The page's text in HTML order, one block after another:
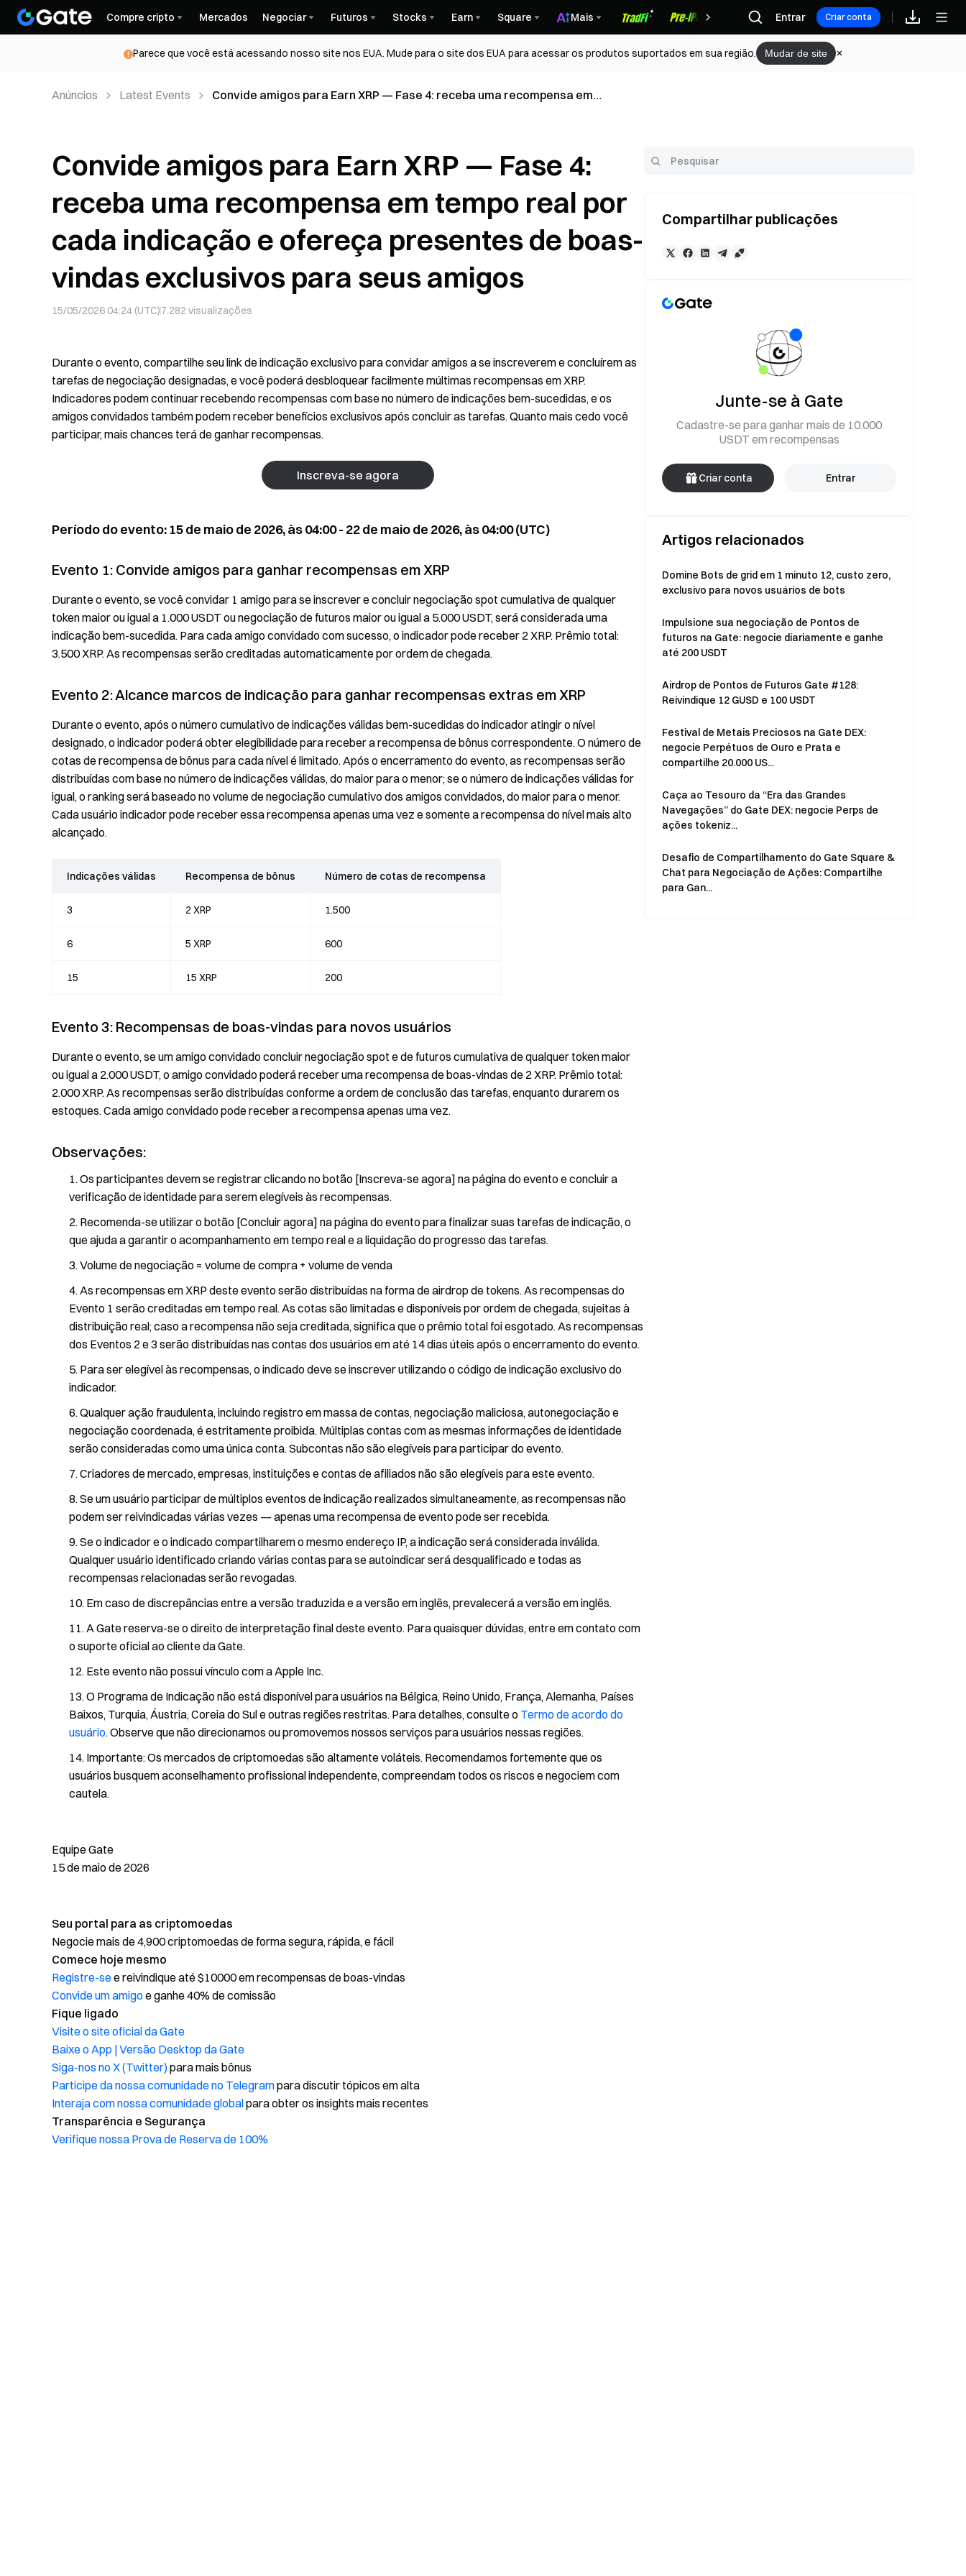
Compre cripto Mercados Negociar Futuros Stocks Earn Square Mais Recompensas
Entrar Criar conta
Parece que você está acessando nosso site nos EUA. Mude para o site dos EUA para acessar os produtos suportados em sua região. Mudar de site
Anúncios Latest Events
Convide amigos para Earn XRP — Fase 4: receba uma recompensa em
Convide amigos para Earn XRP — Fase 4:
receba uma recompensa em tempo real por
cada indicação e ofereça presentes de boas-
vindas exclusivos para seus amigos
15/05/2026 04:24 (UTC)7.282 visualizações
Durante o evento, compartilhe seu link de indicação exclusivo para convidar amigos a se inscreverem e concluírem as
tarefas de negociação designadas, e você poderá desbloquear facilmente múltimas recompensas em XRP.
Indicadores podem continuar recebendo recompensas com base no número de indicações bem-sucedidas, e os
amigos convidados também podem receber benefícios exclusivos após concluir as tarefas. Quanto mais cedo você
participar, mais chances terá de ganhar recompensas.
Inscreva-se agora
Período do evento: 15 de maio de 2026, às 04:00 - 22 de maio de 2026, às 04:00 (UTC)
Evento 1: Convide amigos para ganhar recompensas em XRP
Durante o evento, se você convidar 1 amigo para se inscrever e concluir negociação spot cumulativa de qualquer
token maior ou igual a 1.000 USDT ou negociação de futuros maior ou igual a 5.000 USDT, será considerada uma
indicação bem-sucedida. Para cada amigo convidado com sucesso, o indicador pode receber 2 XRP. Prêmio total:
3.500 XRP. As recompensas serão creditadas automaticamente por ordem de chegada.
Evento 2: Alcance marcos de indicação para ganhar recompensas extras em XRP
Durante o evento, após o número cumulativo de indicações válidas bem-sucedidas do indicador atingir o nível
designado, o indicador poderá obter elegibilidade para receber a recompensa de bônus correspondente. O número de
cotas de recompensa de bônus para cada nível é limitado. Após o encerramento do evento, as recompensas serão
distribuídas com base no número de indicações válidas, do maior para o menor; se o número de indicações válidas for
igual, o ranking será baseado no volume de negociação cumulativo dos amigos convidados, do maior para o menor.
Cada usuário indicador pode receber essa recompensa apenas uma vez e somente a recompensa do nível mais alto
alcançado.
Indicações válidas Recompensa de bônus Número de cotas de recompensa
3 2 XRP 1.500
6 5 XRP 600
15 15 XRP 200
Evento 3: Recompensas de boas-vindas para novos usuários
Durante o evento, se um amigo convidado concluir negociação spot e de futuros cumulativa de qualquer token maior
ou igual a 2.000 USDT, o amigo convidado poderá receber uma recompensa de boas-vindas de 2 XRP. Prêmio total:
2.000 XRP. As recompensas serão distribuídas conforme a ordem de conclusão das tarefas, enquanto durarem os
estoques. Cada amigo convidado pode receber a recompensa apenas uma vez.
Observações:
Os participantes devem se registrar clicando no botão [Inscreva-se agora] na página do evento e concluir a
verificação de identidade para serem elegíveis às recompensas.
Recomenda-se utilizar o botão [Concluir agora] na página do evento para finalizar suas tarefas de indicação, o
que ajuda a garantir o acompanhamento em tempo real e a liquidação do progresso das tarefas.
Volume de negociação = volume de compra + volume de venda
As recompensas em XRP deste evento serão distribuídas na forma de airdrop de tokens. As recompensas do
Evento 1 serão creditadas em tempo real. As cotas são limitadas e disponíveis por ordem de chegada, sujeitas à
distribuição real; caso a recompensa não seja creditada, significa que o prêmio total foi esgotado. As recompensas
dos Eventos 2 e 3 serão distribuídas nas contas dos usuários em até 14 dias úteis após o encerramento do evento.
Para ser elegível às recompensas, o indicado deve se inscrever utilizando o código de indicação exclusivo do
indicador.
Qualquer ação fraudulenta, incluindo registro em massa de contas, negociação maliciosa, autonegociação e
negociação coordenada, é estritamente proibida. Múltiplas contas com as mesmas informações de identidade
serão consideradas como uma única conta. Subcontas não são elegíveis para participar do evento.
Criadores de mercado, empresas, instituições e contas de afiliados não são elegíveis para este evento.
Se um usuário participar de múltiplos eventos de indicação realizados simultaneamente, as recompensas não
podem ser reivindicadas várias vezes — apenas uma recompensa de evento pode ser recebida.
Se o indicador e o indicado compartilharem o mesmo endereço IP, a indicação será considerada inválida.
Qualquer usuário identificado criando várias contas para se autoindicar será desqualificado e todas as
recompensas relacionadas serão revogadas.
Em caso de discrepâncias entre a versão traduzida e a versão em inglês, prevalecerá a versão em inglês.
A Gate reserva-se o direito de interpretação final deste evento. Para quaisquer dúvidas, entre em contato com
o suporte oficial ao cliente da Gate.
Este evento não possui vínculo com a Apple Inc.
O Programa de Indicação não está disponível para usuários na Bélgica, Reino Unido, França, Alemanha, Países
Baixos, Turquia, Áustria, Coreia do Sul e outras regiões restritas. Para detalhes, consulte o Termo de acordo do
usuário. Observe que não direcionamos ou promovemos nossos serviços para usuários nessas regiões.
Importante: Os mercados de criptomoedas são altamente voláteis. Recomendamos fortemente que os
usuários busquem aconselhamento profissional independente, compreendam todos os riscos e negociem com
cautela.
Equipe Gate
15 de maio de 2026
Seu portal para as criptomoedas
Negocie mais de 4,900 criptomoedas de forma segura, rápida, e fácil
Comece hoje mesmo
Registre-see reivindique até $10000 em recompensas de boas-vindas
Convide um amigo e ganhe 40% de comissão
Fique ligado
Visite o site oficial da Gate
Baixe o App | Versão Desktop da Gate
Siga-nos no X (Twitter)para mais bônus
Participe da nossa comunidade no Telegrampara discutir tópicos em alta
Interaja com nossa comunidade globalpara obter os insights mais recentes
Transparência e Segurança
Verifique nossa Prova de Reserva de 100%
Compartilhar publicações
Junte-se à Gate
Cadastre-se para ganhar mais de 10.000
USDT em recompensas
Criar conta Entrar
Artigos relacionados
Domine Bots de grid em 1 minuto 12, custo zero,
exclusivo para novos usuários de bots
Impulsione sua negociação de Pontos de
futuros na Gate: negocie diariamente e ganhe
até 200 USDT
Airdrop de Pontos de Futuros Gate #128:
Reivindique 12 GUSD e 100 USDT
Festival de Metais Preciosos na Gate DEX:
negocie Perpétuos de Ouro e Prata e
compartilhe 20.000 US...
Caça ao Tesouro da “Era das Grandes
Navegações” do Gate DEX: negocie Perps de
ações tokeniz...
Desafio de Compartilhamento do Gate Square &
Chat para Negociação de Ações: Compartilhe
para Gan...